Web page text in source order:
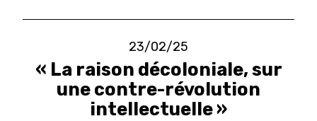
23/02/25
« La raison décoloniale, sur
une contre-révolution
intellectuelle »